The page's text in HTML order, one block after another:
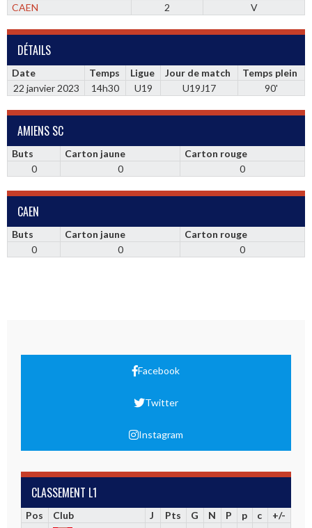
CAEN
2 V
DÉTAILS
Date Temps Ligue Jour de match
Temps plein
22 janvier 2023
14h30 U19 U19J17 90'
AMIENS SC
Buts Carton jaune
Carton rouge
0
0 0
CAEN
Buts Carton jaune
Carton rouge
0
0 0
Facebook
Twitter
Instagram
CLASSEMENT L1
Pos Club J Pts G N P p c
+/-